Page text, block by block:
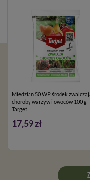
Miedzian 50 WP środek
choroby warzyw i owoców 100 g
Target
17,59 zł